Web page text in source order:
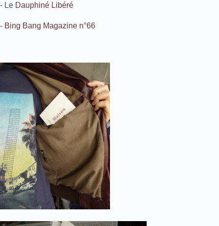
- Le Dauphiné Libéré
- Bing Bang Magazine n°66